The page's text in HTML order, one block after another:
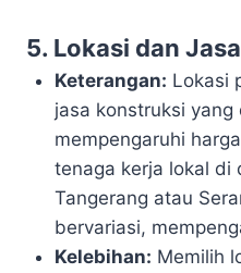
5. Lokasi dan
Keterangan: Lokasi
jasa konstruksi
mempengaruhi
tenaga kerja lokal di
Tangerang atau
bervariasi,
Kelebihan: Memilih